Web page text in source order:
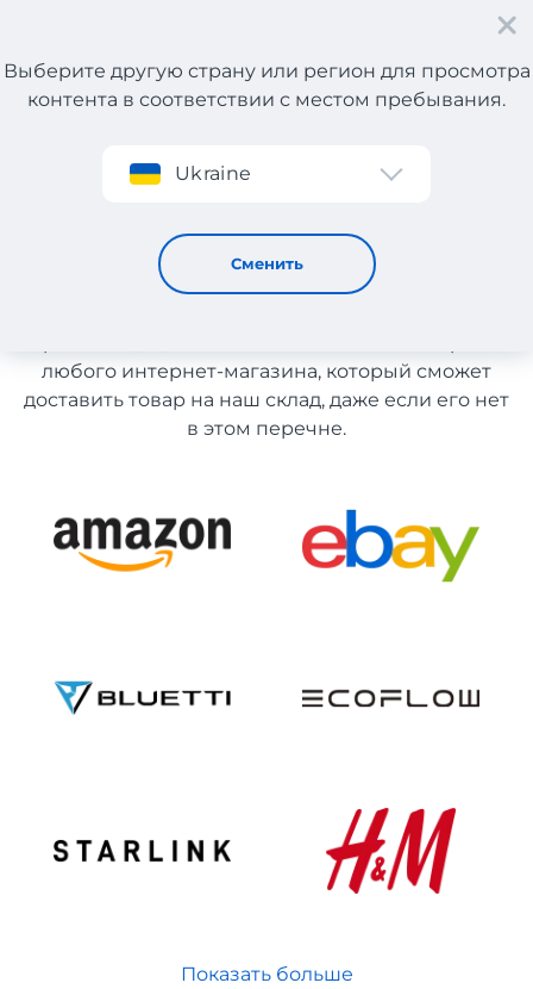
Регистрация
Выберите другую страну или регион для просмотра
контента в соответствии с местом пребывания.
Ukraine
Сменить
Витамин Д с Италии
Витамин Д с Италии
любого интернет-магазина, который сможет
доставить товар на наш склад, даже если его нет
в этом перечне.
Показать больше